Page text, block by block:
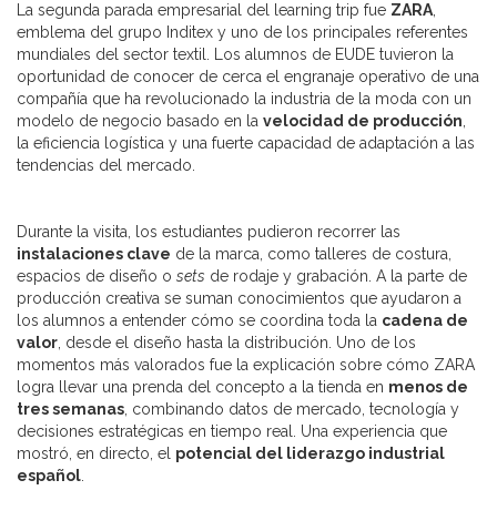
La segunda parada empresarial del learning trip fue ZARA
emblema del grupo Inditex y uno de los principales referentes
mundiales del sector textil. Los alumnos de EUDE tuvieron la
oportunidad de conocer de cerca el engranaje operativo de una
compañía que ha revolucionado la industria de la moda con un
modelo de negocio basado en la velocidad de producción
la eficiencia logística y una fuerte capacidad de adaptación a las
tendencias del mercado.
Durante la visita, los estudiantes pudieron recorrer las
instalaciones clave de la marca, como talleres de costura,
espacios de diseño o sets de rodaje y grabación. A la parte de
producción creativa se suman conocimientos que ayudaron a
los alumnos a entender cómo se coordina toda la cadena de
valor , desde el diseño hasta la distribución. Uno de los
momentos más valorados fue la explicación sobre cómo ZARA
logra llevar una prenda del concepto a la tienda en menos de
tres semanas , combinando datos de mercado, tecnología y
decisiones estratégicas en tiempo real. Una experiencia que
mostró, en directo, el potencial del liderazgo industrial
español